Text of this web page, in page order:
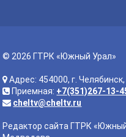
© 2026 ГТРК «Южный Урал»
Адрес: 454000, г.
Приемная: +7(351)267-13-
cheltv@cheltv.ru
Редактор сайта ГТРК